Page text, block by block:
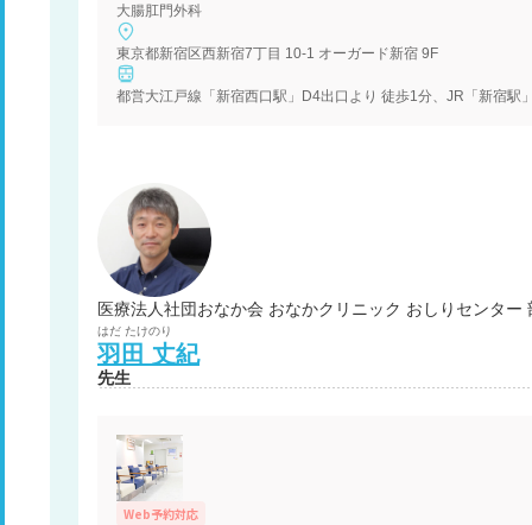
大腸肛門外科
東京都新宿区西新宿7丁目 10-1 オーガード新宿 9F
都営大江戸線「新宿西口駅」D4出口より 徒歩1分、JR「新宿
医療法人社団おなか会 おなかクリニック おしりセンター
はだ たけのり
羽田 丈紀
先生
Web予約対応